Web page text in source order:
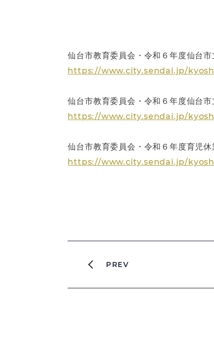
仙台市教育委員会・令和６年度仙台
https://www.city.sendai.jp/
仙台市教育委員会・令和６年度仙台
https://www.city.sendai.jp/
仙台市教育委員会・令和６年度育児
https://www.city.sendai.jp/
PREV